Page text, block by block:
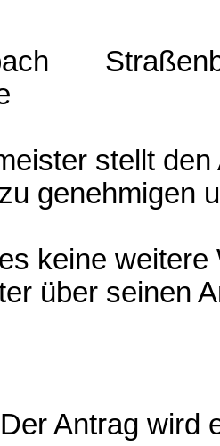
€
stellt
genehmigen
keine
über seinen
Antrag wird